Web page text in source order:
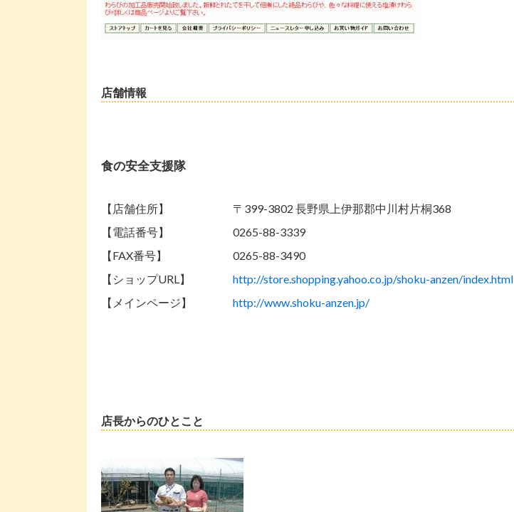
店舗情報
食の安全支援隊
【店舗住所】
〒399-3802 長野県上伊那郡中川村片桐368
【電話番号】
0265-88-3339
【FAX番号】
0265-88-3490
【ショップURL】
http://store.shopping.yahoo.co.jp/shoku-anzen/index.html
【メインページ】
http://www.shoku-anzen.jp/
店長からのひとこと